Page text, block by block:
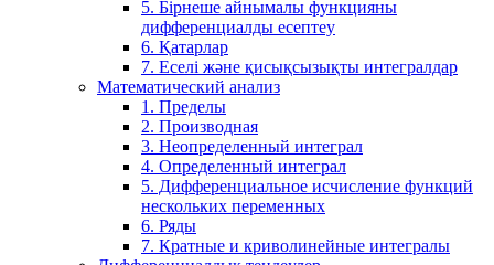
5. Бірнеше айнымалы функцияны
дифференциалды есептеу
6. Қатарлар
7. Еселі және қисықсызықты интегралдар
Математический анализ
1. Пределы
2. Производная
3. Неопределенный интеграл
4. Определенный интеграл
5. Дифференциальное исчисление функций
нескольких переменных
6. Ряды
7. Кратные и криволинейные интегралы